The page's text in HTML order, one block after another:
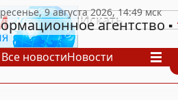
агентство
Все новостиНовости